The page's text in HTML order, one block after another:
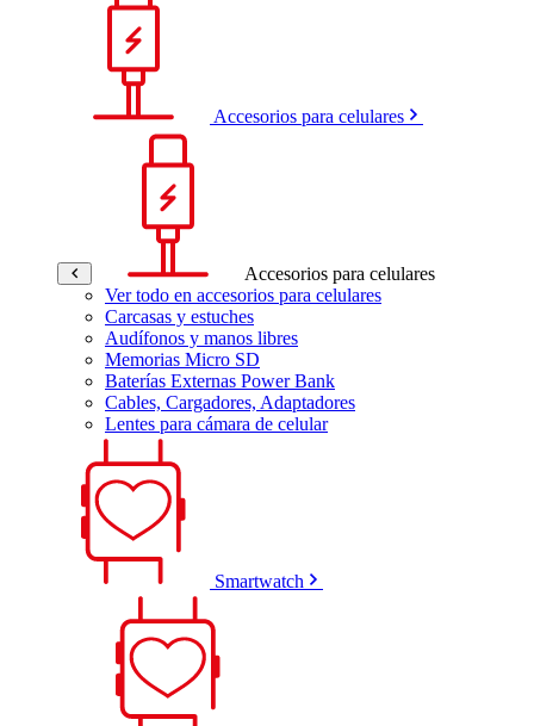
Accesorios para celulares
Accesorios para celulares
Ver todo en accesorios para celulares
Carcasas y estuches
Audífonos y manos libres
Memorias Micro SD
Baterías Externas Power Bank
Cables, Cargadores, Adaptadores
Lentes para cámara de celular
Smartwatch